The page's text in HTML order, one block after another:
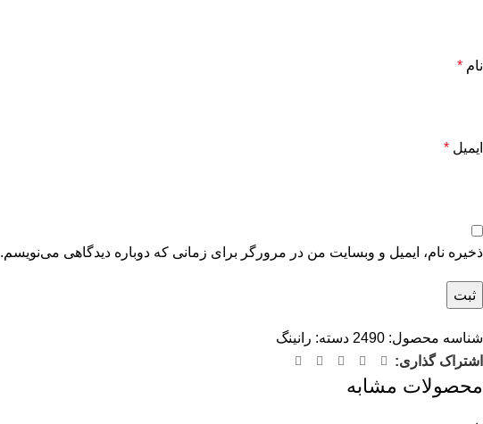
نام *
ایمیل *
ذخیره نام، ایمیل و وبسایت من در مرورگر برای زمانی که دوباره دیدگاهی می‌نویسم.
شناسه محصول: 2490 دسته: رانینگ
اشتراک گذاری:
محصولات مشابه